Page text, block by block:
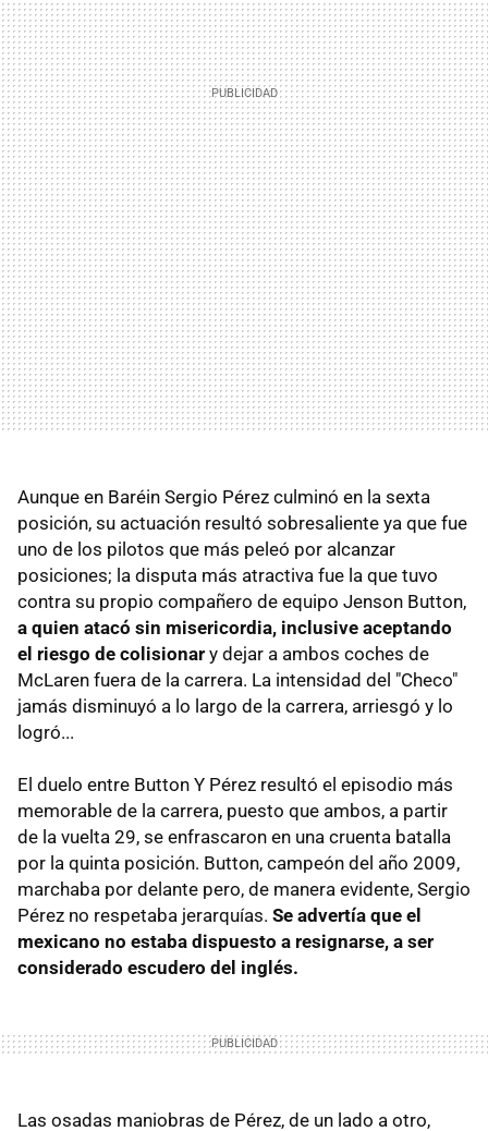
Aunque en Baréin Sergio Pérez culminó en la sexta
posición, su actuación resultó sobresaliente ya que fue
uno de los pilotos que más peleó por alcanzar
posiciones; la disputa más atractiva fue la que tuvo
contra su propio compañero de equipo Jenson Button,
a quien atacó sin misericordia, inclusive aceptando
el riesgo de colisionar y dejar a ambos coches de
McLaren fuera de la carrera. La intensidad del "Checo"
jamás disminuyó a lo largo de la carrera, arriesgó y lo
logró...
El duelo entre Button Y Pérez resultó el episodio más
memorable de la carrera, puesto que ambos, a partir
de la vuelta 29, se enfrascaron en una cruenta batalla
por la quinta posición. Button, campeón del año 2009,
marchaba por delante pero, de manera evidente, Sergio
Pérez no respetaba jerarquías. Se advertía que el
mexicano no estaba dispuesto a resignarse, a ser
considerado escudero del inglés.
Las osadas maniobras de Pérez, de un lado a otro,